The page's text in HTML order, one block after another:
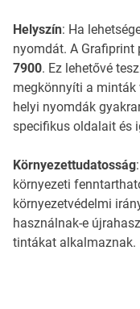
Helyszín: Ha
nyomdát. A Grafiprint
7900. Ez lehetővé
megkönnyíti a minták
helyi nyomdák
specifikus oldalait és
Környezettudatosság
környezeti
környezetvédelmi
használnak-e
tintákat alkalmaznak.